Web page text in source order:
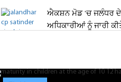
ਐਕਸ਼ਨ ਮੋਡ 'ਚ ਜਲੰਧਰ ਦੇ
ਅਧਿਕਾਰੀਆਂ ਨੂੰ ਜਾਰੀ